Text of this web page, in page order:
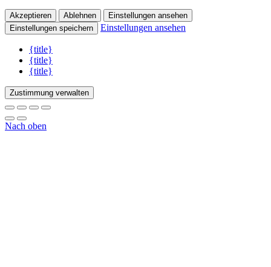
Akzeptieren Ablehnen
Einstellungen ansehen
Einstellungen speichern
Einstellungen ansehen
{title}
{title}
{title}
Zustimmung verwalten
Nach oben